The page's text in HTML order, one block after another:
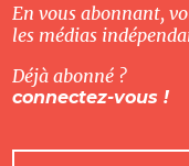
En vous abonnant,
les médias
Déjà abonné ?
connectez-vous !